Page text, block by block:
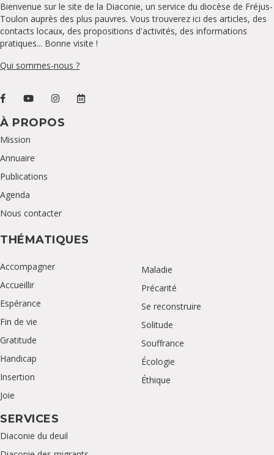
Bienvenue sur le site de la Diaconie, un service du diocèse de Fréjus-
Toulon auprès des plus pauvres. Vous trouverez ici des articles, des
contacts locaux, des propositions d'activités, des informations
pratiques... Bonne visite !
Qui sommes-nous ?
À PROPOS
Mission
Annuaire
Publications
Agenda
Nous contacter
THÉMATIQUES
Accompagner
Accueillir
Espérance
Fin de vie
Gratitude
Handicap
Insertion
Joie
Maladie
Précarité
Se reconstruire
Solitude
Souffrance
Écologie
Éthique
SERVICES
Diaconie du deuil